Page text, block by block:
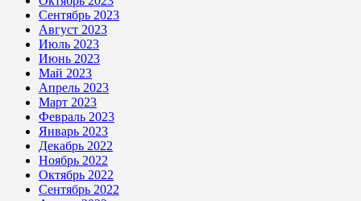
Сентябрь 2023
Август 2023
Июль 2023
Июнь 2023
Май 2023
Апрель 2023
Март 2023
Февраль 2023
Январь 2023
Декабрь 2022
Ноябрь 2022
Октябрь 2022
Сентябрь 2022